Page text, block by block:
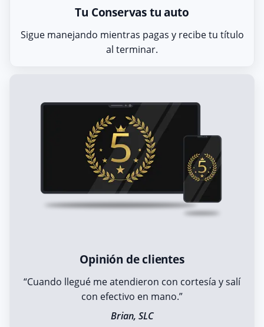
Tu Conservas tu auto
Sigue manejando mientras pagas y recibe tu título
al terminar.
Opinión de clientes
“Cuando llegué me atendieron con cortesía y salí
con efectivo en mano.”
Brian, SLC